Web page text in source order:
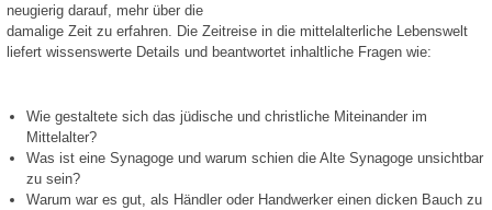
neugierig darauf, mehr über die
damalige Zeit zu erfahren. Die Zeitreise in die mittelalterliche Lebenswelt
liefert wissenswerte Details und beantwortet inhaltliche Fragen wie:
Wie gestaltete sich das jüdische und christliche Miteinander im
Mittelalter?
Was ist eine Synagoge und warum schien die Alte Synagoge unsichtbar
zu sein?
Warum war es gut, als Händler oder Handwerker einen dicken Bauch zu